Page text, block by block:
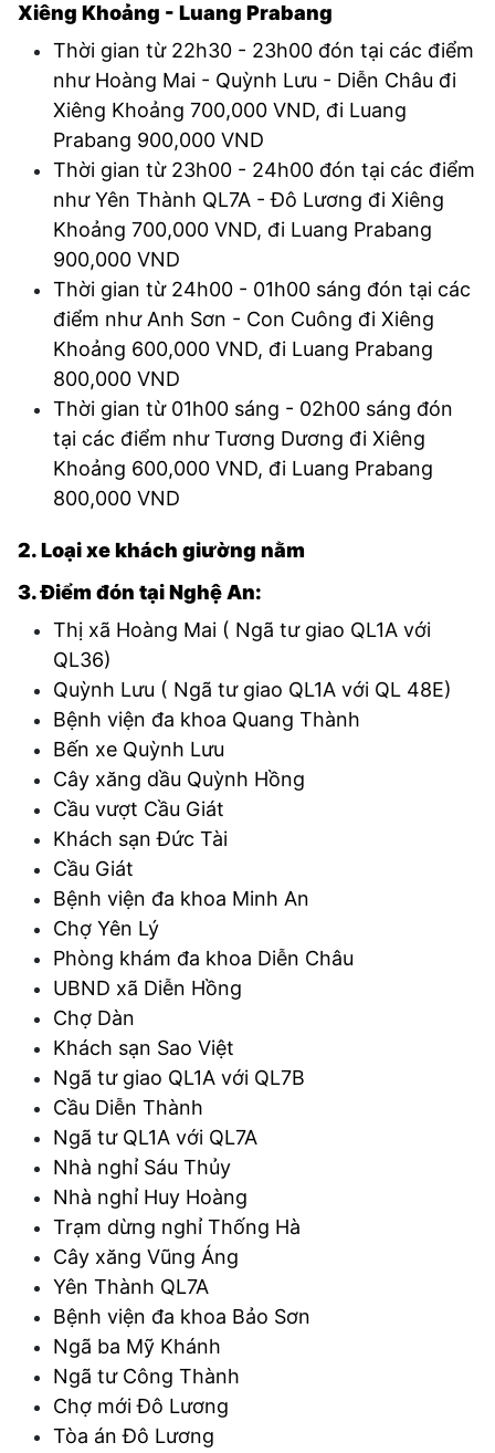
Xiêng Khoảng - Luang Prabang
Thời gian từ 22h30 - 23h00 đón tại các điểm
như Hoàng Mai - Quỳnh Lưu - Diễn Châu đi
Xiêng Khoảng 700,000 VND, đi Luang
Prabang 900,000 VND
Thời gian từ 23h00 - 24h00 đón tại các điểm
như Yên Thành QL7A - Đô Lương đi Xiêng
Khoảng 700,000 VND, đi Luang Prabang
900,000 VND
Thời gian từ 24h00 - 01h00 sáng đón tại các
điểm như Anh Sơn - Con Cuông đi Xiêng
Khoảng 600,000 VND, đi Luang Prabang
800,000 VND
Thời gian từ 01h00 sáng - 02h00 sáng đón
tại các điểm như Tương Dương đi Xiêng
Khoảng 600,000 VND, đi Luang Prabang
800,000 VND
2. Loại xe khách giường nằm
3. Điểm đón tại Nghệ An:
Thị xã Hoàng Mai ( Ngã tư giao QL1A với
QL36)
Quỳnh Lưu ( Ngã tư giao QL1A với QL 48E)
Bệnh viện đa khoa Quang Thành
Bến xe Quỳnh Lưu
Cây xăng dầu Quỳnh Hồng
Cầu vượt Cầu Giát
Khách sạn Đức Tài
Cầu Giát
Bệnh viện đa khoa Minh An
Chợ Yên Lý
Phòng khám đa khoa Diễn Châu
UBND xã Diễn Hồng
Chợ Dàn
Khách sạn Sao Việt
Ngã tư giao QL1A với QL7B
Cầu Diễn Thành
Ngã tư QL1A với QL7A
Nhà nghỉ Sáu Thủy
Nhà nghỉ Huy Hoàng
Trạm dừng nghỉ Thống Hà
Cây xăng Vũng Áng
Yên Thành QL7A
Bệnh viện đa khoa Bảo Sơn
Ngã ba Mỹ Khánh
Ngã tư Công Thành
Chợ mới Đô Lương
Tòa án Đô Lương